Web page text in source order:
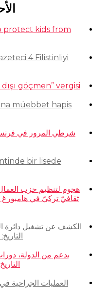
protect kids from
4 Filistinliyi
göçmen” vergisi
müebbet hapis
شرطي المرور في فرنسا
bir lisede
هجوم لتنظيم حزب
الكشف عن تشغيل دائرة
التاريخ:
بدعم من الدولة،
التاريخ:
العمليات الجراحية